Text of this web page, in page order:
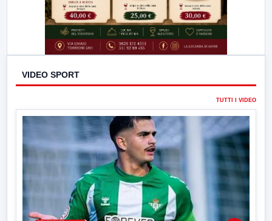
VIDEO SPORT
TUTTI I VIDEO